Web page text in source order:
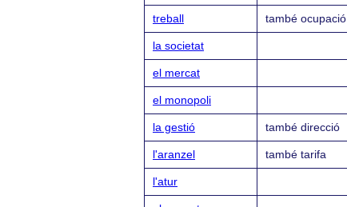
treball també ocupació
la societat
el mercat
el monopoli
la gestió també direcció
l'aranzel també tarifa
l'atur